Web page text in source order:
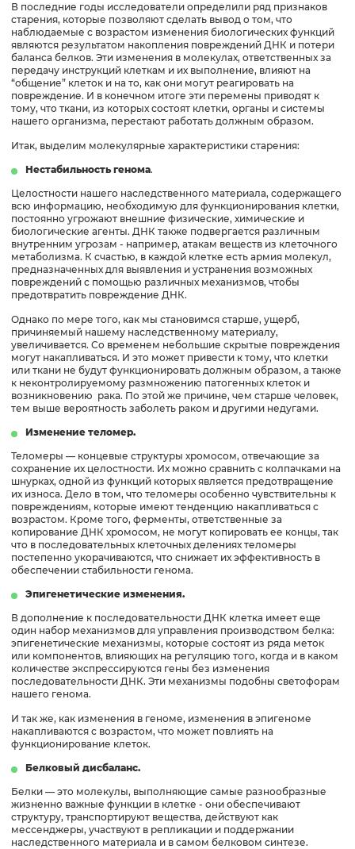
В последние годы исследователи определили ряд признаков
старения, которые позволяют сделать вывод о том, что
наблюдаемые с возрастом изменения биологических функций
являются результатом накопления повреждений ДНК и потери
баланса белков. Эти изменения в молекулах, ответственных за
передачу инструкций клеткам и их выполнение, влияют на
“общение” клеток и на то, как они могут реагировать на
повреждение. И в конечном итоге эти перемены приводят к
тому, что ткани, из которых состоят клетки, органы и системы
нашего организма, перестают работать должным образом.
Итак, выделим молекулярные характеристики старения:
Нестабильность генома.
Целостности нашего наследственного материала, содержащего
всю информацию, необходимую для функционирования клетки,
постоянно угрожают внешние физические, химические и
биологические агенты. ДНК также подвергается различным
внутренним угрозам - например, атакам веществ из клеточного
метаболизма. К счастью, в каждой клетке есть армия молекул,
предназначенных для выявления и устранения возможных
повреждений с помощью различных механизмов, чтобы
предотвратить повреждение ДНК.
Однако по мере того, как мы становимся старше, ущерб,
причиняемый нашему наследственному материалу,
увеличивается. Со временем небольшие скрытые повреждения
могут накапливаться. И это может привести к тому, что клетки
или ткани не будут функционировать должным образом, а также
к неконтролируемому размножению патогенных клеток и
возникновению рака. По этой же причине, чем старше человек,
тем выше вероятность заболеть раком и другими недугами.
Изменение теломер.
Теломеры — концевые структуры хромосом, отвечающие за
сохранение их целостности. Их можно сравнить с колпачками на
шнурках, одной из функций которых является предотвращение
их износа. Дело в том, что теломеры особенно чувствительны к
повреждениям, которые имеют тенденцию накапливаться с
возрастом. Кроме того, ферменты, ответственные за
копирование ДНК хромосом, не могут копировать ее концы, так
что в последовательных клеточных делениях теломеры
постепенно укорачиваются, что снижает их эффективность в
обеспечении стабильности генома.
Эпигенетические изменения.
В дополнение к последовательности ДНК клетка имеет еще
один набор механизмов для управления производством белка:
эпигенетические механизмы, которые состоят из ряда меток
или компонентов, влияющих на регуляцию того, когда и в каком
количестве экспрессируются гены без изменения
последовательности ДНК. Эти механизмы подобны светофорам
нашего генома.
И так же, как изменения в геноме, изменения в эпигеноме
накапливаются с возрастом, что может повлиять на
функционирование клеток.
Белковый дисбаланс.
Белки — это молекулы, выполняющие самые разнообразные
жизненно важные функции в клетке - они обеспечивают
структуру, транспортируют вещества, действуют как
мессенджеры, участвуют в репликации и поддержании
наследственного материала и в самом белковом синтезе.